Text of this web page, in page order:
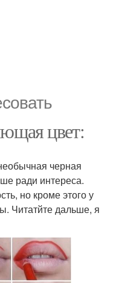
цвет:
черная
ради интереса.
но кроме этого у
Читатйте дальше, я